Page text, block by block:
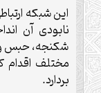
این شبکه ارتباطی
نابودی آن
شکنجه، حبس و
مختلف اقدام
بردارد.